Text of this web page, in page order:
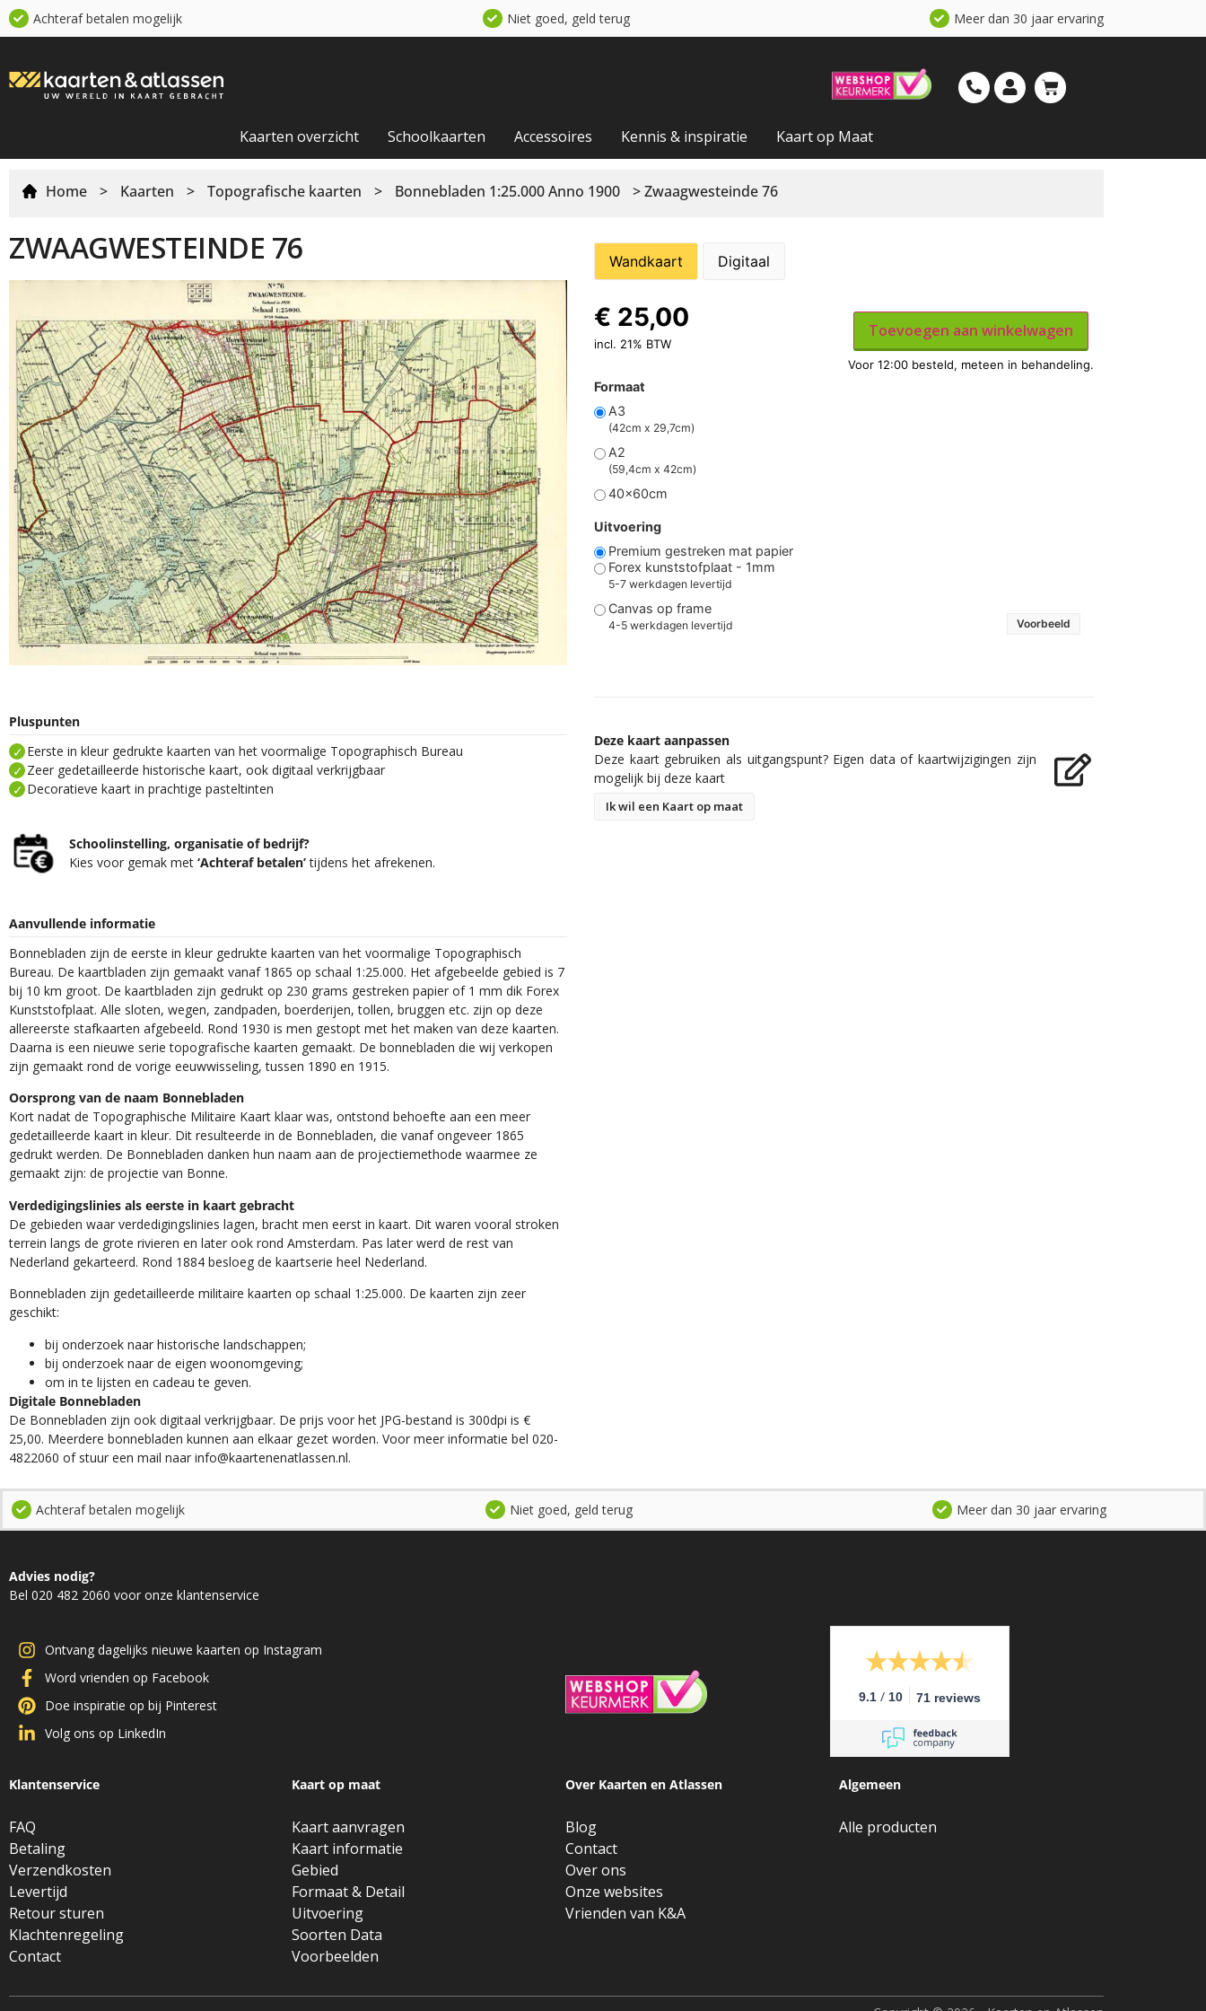
Achteraf betalen mogelijk Niet goed, geld terug Meer dan 30 jaar ervaring
Kaarten overzicht Schoolkaarten Accessoires Kennis & inspiratie Kaart op Maat
Home > Kaarten > Topografische kaarten > Bonnebladen 1:25.000 Anno 1900 > Zwaagwesteinde 76
ZWAAGWESTEINDE 76
Pluspunten
Eerste in kleur gedrukte kaarten van het voormalige Topographisch Bureau
Zeer gedetailleerde historische kaart, ook digitaal verkrijgbaar
Decoratieve kaart in prachtige pasteltinten
Schoolinstelling, organisatie of bedrijf?
Kies voor gemak met‘Achteraf betalen’tijdens het afrekenen.
Aanvullende informatie
Bonnebladen zijn de eerste in kleur gedrukte kaarten van het voormalige Topographisch
Bureau. De kaartbladen zijn gemaakt vanaf 1865 op schaal 1:25.000. Het afgebeelde gebied is 7
bij 10 km groot. De kaartbladen zijn gedrukt op 230 grams gestreken papier of 1 mm dik Forex
Kunststofplaat. Alle sloten, wegen, zandpaden, boerderijen, tollen, bruggen etc. zijn op deze
allereerste stafkaarten afgebeeld. Rond 1930 is men gestopt met het maken van deze kaarten.
Daarna is een nieuwe serie topografische kaarten gemaakt. De bonnebladen die wij verkopen
zijn gemaakt rond de vorige eeuwwisseling, tussen 1890 en 1915.
Oorsprong van de naam Bonnebladen
Kort nadat de Topographische Militaire Kaart klaar was, ontstond behoefte aan een meer
gedetailleerde kaart in kleur. Dit resulteerde in de Bonnebladen, die vanaf ongeveer 1865
gedrukt werden. De Bonnebladen danken hun naam aan de projectiemethode waarmee ze
gemaakt zijn: de projectie van Bonne.
Verdedigingslinies als eerste in kaart gebracht
De gebieden waar verdedigingslinies lagen, bracht men eerst in kaart. Dit waren vooral stroken
terrein langs de grote rivieren en later ook rond Amsterdam. Pas later werd de rest van
Nederland gekarteerd. Rond 1884 besloeg de kaartserie heel Nederland.
Bonnebladen zijn gedetailleerde militaire kaarten op schaal 1:25.000. De kaarten zijn zeer
geschikt:​
​bij onderzoek naar historische landschappen;
bij onderzoek naar de eigen woonomgeving;
om in te lijsten en cadeau te geven.
Digitale Bonnebladen
De Bonnebladen zijn ook digitaal verkrijgbaar. De prijs voor het JPG-bestand is 300dpi is €
25,00. Meerdere bonnebladen kunnen aan elkaar gezet worden. Voor meer informatie bel 020-
4822060 of stuur een mail naar info@kaartenenatlassen.nl.
Wandkaart Digitaal
Formaat
A3
(42cm x 29,7cm)
A2
(59,4cm x 42cm)
40x60cm
Uitvoering
Premium gestreken mat papier
Forex kunststofplaat - 1mm
5-7 werkdagen levertijd
Canvas op frame
4-5 werkdagen levertijd Voorbeeld
€ 25,00
incl. 21% BTW
Toevoegen aan winkelwagen
Deze kaart aanpassen
Deze kaart gebruiken als uitgangspunt? Eigen data of kaartwijzigingen zijn
mogelijk bij deze kaart
Ik wil een Kaart op maat
Achteraf betalen mogelijk Niet goed, geld terug Meer dan 30 jaar ervaring
Advies nodig?
Bel 020 482 2060 voor onze klantenservice
Ontvang dagelijks nieuwe kaarten op Instagram
Word vrienden op Facebook
Doe inspiratie op bij Pinterest
Volg ons op LinkedIn
9.1 / 10 71 reviews
Klantenservice
FAQ
Betaling
Verzendkosten
Levertijd
Retour sturen
Klachtenregeling
Contact
Kaart op maat
Kaart aanvragen
Kaart informatie
Gebied
Formaat & Detail
Uitvoering
Soorten Data
Voorbeelden
Over Kaarten en Atlassen
Blog
Contact
Over ons
Onze websites
Vrienden van K&A
Algemeen
Alle producten